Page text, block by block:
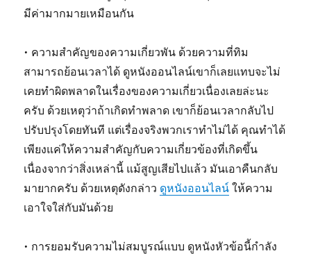
มีค่ามากมายเหมือนกัน
• ความสำคัญของความเกี่ยวพัน ด้วยความที่ทิม
สามารถย้อนเวลาได้ ดูหนังออนไลน์เขาก็เลยแทบจะไม่
เคยทำผิดพลาดในเรื่องของความเกี่ยวเนื่องเลยล่ะนะ
ครับ ด้วยเหตุว่าถ้าเกิดทำพลาด เขาก็ย้อนเวลากลับไป
ปรับปรุงโดยทันที แต่เรื่องจริงพวกเราทำไม่ได้ คุณทำได้
เพียงแค่ให้ความสำคัญกับความเกี่ยวข้องที่เกิดขึ้น
เนื่องจากว่าสิ่งเหล่านี้ แม้สูญเสียไปแล้ว มันเอาคืนกลับ
มายากครับ ด้วยเหตุดังกล่าว ดูหนังออนไลน์ ให้ความ
เอาใจใส่กับมันด้วย
• การยอมรับความไม่สมบูรณ์แบบ ดูหนังหัวข้อนี้กำลัง